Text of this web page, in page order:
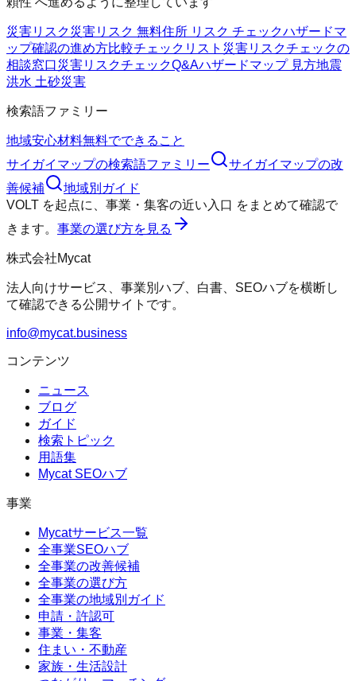
災害リスク災害リスク 無料住所 リスク チェックハザードマ
ップ確認の進め方比較チェックリスト 災害リスクチェックの
相談窓口災害リスクチェックQ&Aハザードマップ 見方地震
洪水 土砂災害
検索語ファミリー
地域安心材料無料でできること
サイガイマップの検索語ファミリー サイガイマップの改
善候補
地域別ガイド
VOLT を起点に、 事業・集客の近い入口 をまとめて確認で
きます。 事業の選び方を見る
株式会社Mycat
法人向けサービス、事業別ハブ、白書、SEOハブを横断し
て確認できる公開サイトです。
info@mycat.business
コンテンツ
ニュース
ブログ
ガイド
検索トピック
用語集
Mycat SEOハブ
事業
Mycatサービス一覧
全事業SEOハブ
全事業の改善候補
全事業の選び方
全事業の地域別ガイド
申請・許認可
事業・集客
住まい・不動産
家族・生活設計